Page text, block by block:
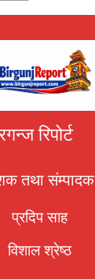
रिपोर्ट
तथा संम्पादक
प्रदिप साह
विशाल श्रेष्ठ